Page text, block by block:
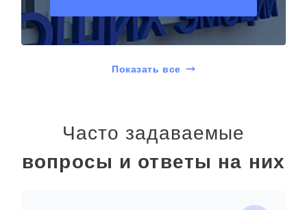
Показать все
Часто задаваемые
вопросы и ответы на них